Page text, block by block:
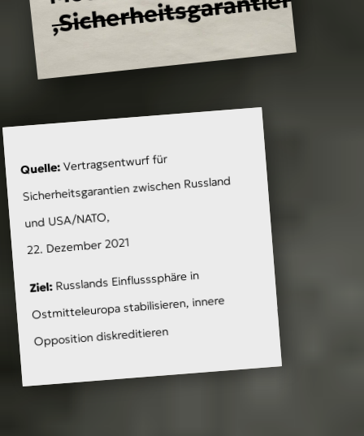
„Der
Westen ist
Russlands ewiger
Feind, also braucht
Moskau
‚Sicherheitsgarantien‘“
Quelle:Vertragsentwurf für
Sicherheitsgarantien zwischen Russland
und USA/NATO,
22. Dezember 2021
Ziel:Russlands Einflusssphäre in
Ostmitteleuropa stabilisieren, innere
Opposition diskreditieren